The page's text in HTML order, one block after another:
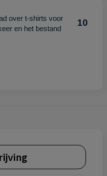
over t-shirts voor
en het bestand
10